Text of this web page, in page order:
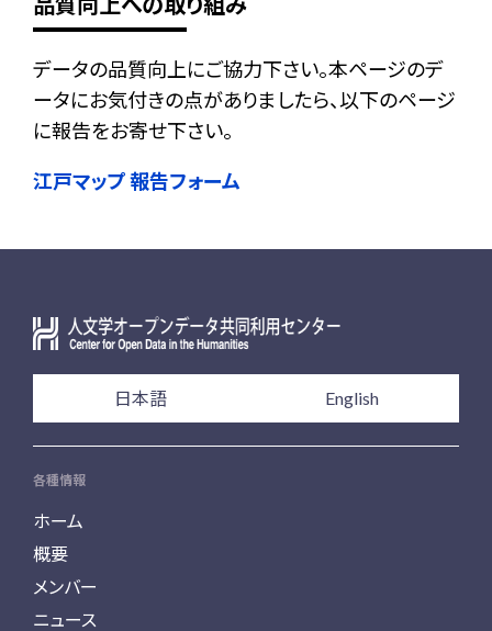
データの品質向上にご協力下さい。本ページのデ
ータにお気付きの点がありましたら、以下のページ
に報告をお寄せ下さい。
江戸マップ 報告フォーム
日本語 English
各種情報
ホーム
概要
メンバー
ニュース